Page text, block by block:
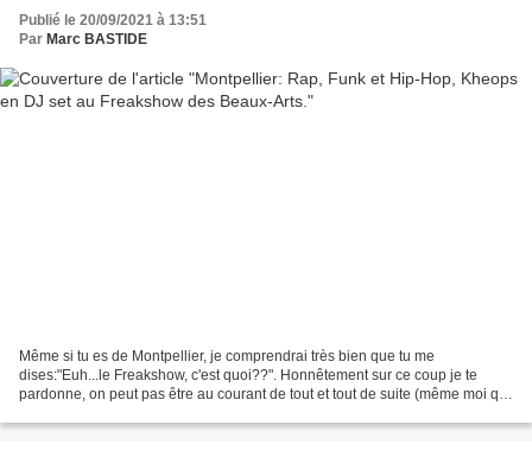
Publié le 20/09/2021 à 13:51
Par Marc BASTIDE
Même si tu es de Montpellier, je comprendrai très bien que tu me
dises:"Euh...le Freakshow, c'est quoi??". Honnêtement sur ce coup je te
pardonne, on peut pas être au courant de tout et tout de suite (même moi qui